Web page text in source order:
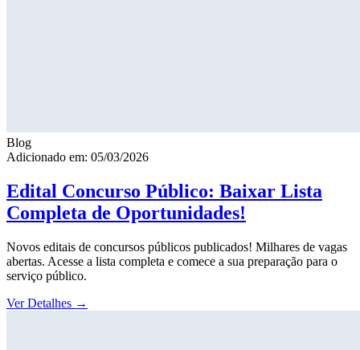
Blog
Adicionado em: 05/03/2026
Edital Concurso Público: Baixar Lista
Completa de Oportunidades!
Novos editais de concursos públicos publicados! Milhares de vagas
abertas. Acesse a lista completa e comece a sua preparação para o
serviço público.
Ver Detalhes →